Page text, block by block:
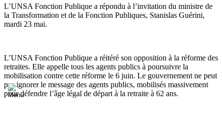
L’UNSA Fonction Publique a répondu à l’invitation du ministre de
la Transformation et de la Fonction Publiques, Stanislas Guérini,
mardi 23 mai.
L’UNSA Fonction Publique a réitéré son opposition à la réforme des
retraites. Elle appelle tous les agents publics à poursuivre la
mobilisation contre cette réforme le 6 juin. Le gouvernement ne peut
pas ignorer le message des agents publics, mobilisés massivement
pour défendre l’âge légal de départ à la retraite à 62 ans.